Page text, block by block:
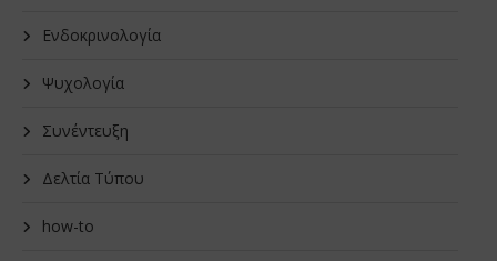
Ενδοκρινολογία
Ψυχολογία
Συνέντευξη
Δελτία Τύπου
how-to